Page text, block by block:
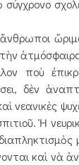
ποὺ
δὲν
νεανικὲς
Ἡ
καὶ νὰ